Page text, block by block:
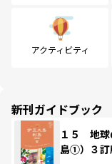
アクティビティ
新刊ガイドブック
１５ 地
島①）３訂